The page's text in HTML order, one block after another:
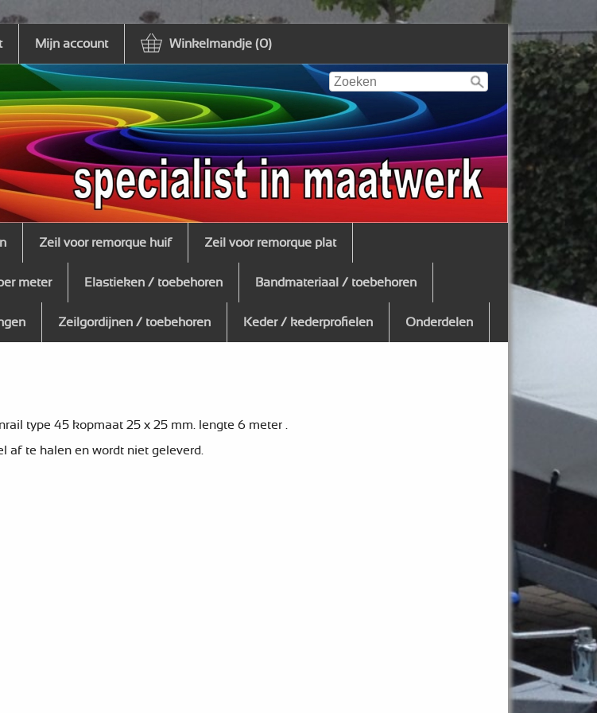
Mijn account Winkelmandje (0)
Zeil voor remorque huif Zeil voor remorque plat
meter Elastieken / toebehoren Bandmateriaal / toebehoren
Zeilgordijnen / toebehoren Keder / kederprofielen Onderdelen
type 45 kopmaat 25 x 25 mm. lengte 6 meter .
af te halen en wordt niet geleverd.